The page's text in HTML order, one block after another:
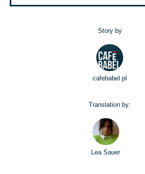
Story by
cafebabel pl
Translation by:
Lea Sauer